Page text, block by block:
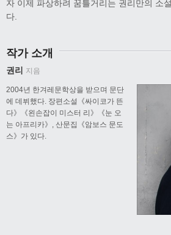
자 이제 파상하려 꿈틀거리는 권리만의 소
다.
작가 소개
권리 지음
2004년 한겨레문학상을 받으며 문단
에 데뷔했다. 장편소설《싸이코가 뜬
다》《왼손잡이 미스터 리》《눈 오
는 아프리카》, 산문집《암보스 문도
스》가 있다.